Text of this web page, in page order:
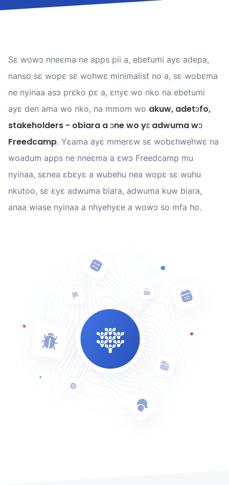
Sɛ wowɔ nneɛma ne apps pii a, ebetumi ayɛ adepa,
nanso sɛ wopɛ sɛ wohwɛ minimalist no a, sɛ wobɛma
ne nyinaa asɔ prɛko pɛ a, ɛnyɛ wo nko na ebetumi
ayɛ den ama wo nko, na mmom wo akuw, adetɔfo,
stakeholders - obiara a ɔne wo yɛ adwuma wɔ
Freedcamp. Yɛama ayɛ mmerɛw sɛ wobɛhwehwɛ na
woadum apps ne nneɛma a ɛwɔ Freedcamp mu
nyinaa, sɛnea ɛbɛyɛ a wubehu nea wopɛ sɛ wuhu
nkutoo, sɛ ɛyɛ adwuma biara, adwuma kuw biara,
anaa wiase nyinaa a nhyehyɛe a wowɔ so mfa ho.